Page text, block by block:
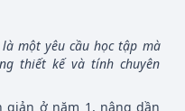
một yêu cầu học tập mà
thiết kế và tính chuyên
ở năm 1, nâng dần